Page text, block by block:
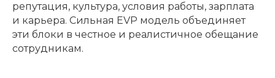
репутация, культура, условия работы, зарплата
и карьера. Сильная EVP модель объединяет
эти блоки в честное и реалистичное обещание
сотрудникам.